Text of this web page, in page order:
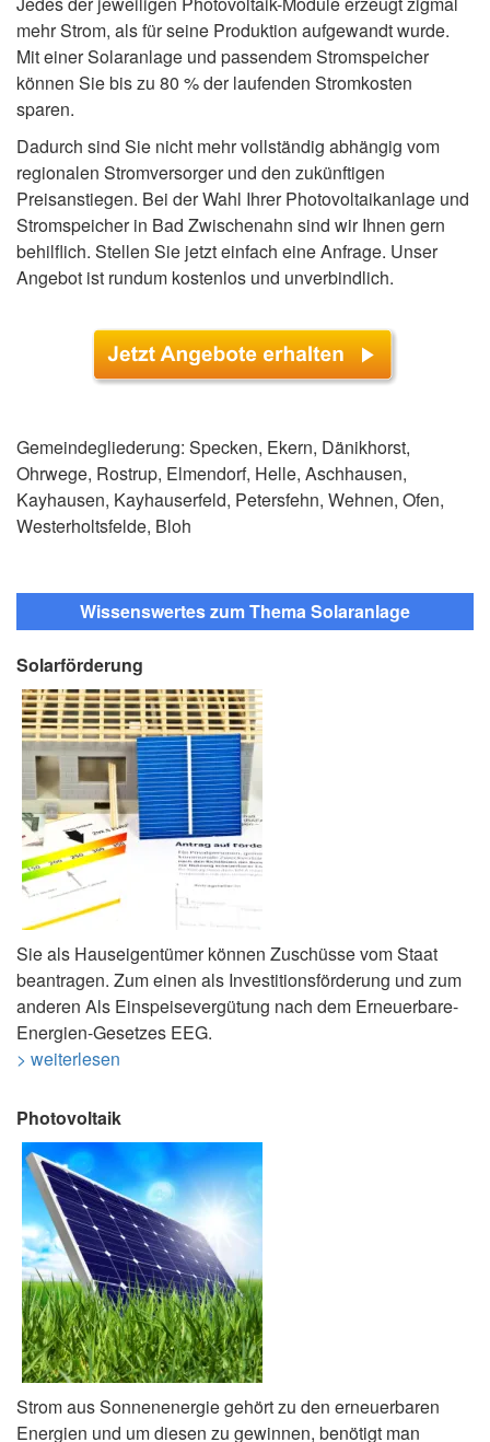
mehr Strom, als für seine Produktion aufgewandt wurde.
Mit einer Solaranlage und passendem Stromspeicher
können Sie bis zu 80 % der laufenden Stromkosten
sparen.
Dadurch sind Sie nicht mehr vollständig abhängig vom
regionalen Stromversorger und den zukünftigen
Preisanstiegen. Bei der Wahl Ihrer Photovoltaikanlage und
Stromspeicher in Bad Zwischenahn sind wir Ihnen gern
behilflich. Stellen Sie jetzt einfach eine Anfrage. Unser
Angebot ist rundum kostenlos und unverbindlich.
Gemeindegliederung: Specken, Ekern, Dänikhorst,
Ohrwege, Rostrup, Elmendorf, Helle, Aschhausen,
Kayhausen, Kayhauserfeld, Petersfehn, Wehnen, Ofen,
Westerholtsfelde, Bloh
Wissenswertes zum Thema Solaranlage
Solarförderung
Sie als Hauseigentümer können Zuschüsse vom Staat
beantragen. Zum einen als Investitionsförderung und zum
anderen Als Einspeisevergütung nach dem Erneuerbare-
Energien-Gesetzes EEG.
> weiterlesen
Photovoltaik
Strom aus Sonnenenergie gehört zu den erneuerbaren
Energien und um diesen zu gewinnen, benötigt man